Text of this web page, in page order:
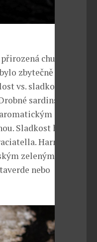
chuť
zbytečně
vs. sladkost nebo
sardinské
Sladkost hrášku a
Harmonii
zeleným z
nebo